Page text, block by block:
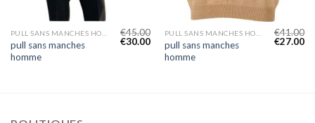
pull sans manches
homme
€45.00
€30.00
pull sans manches
homme
€41.00
€27.00